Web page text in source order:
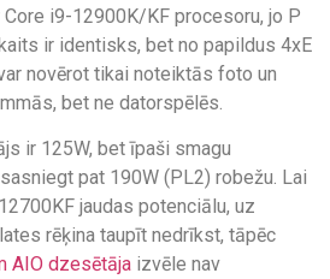
i9-12900K/KF procesoru, jo P
ir identisks, bet no papildus 4xE
novērot tikai noteiktās foto un
bet ne datorspēlēs.
ir 125W, bet īpaši smagu
pat 190W (PL2) robežu. Lai
jaudas potenciālu, uz
rēķina taupīt nedrīkst, tāpēc
AIO dzesētāja izvēle nav